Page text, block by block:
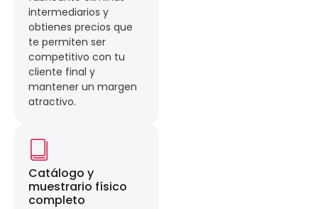
intermediarios y
obtienes precios que
te permiten ser
competitivo con tu
cliente final y
mantener un margen
atractivo.
Catálogo y
muestrario físico
completo